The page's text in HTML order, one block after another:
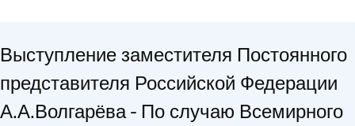
Выступление заместителя Постоянного
представителя Российской Федерации
А.А.Волгарёва - По случаю Всемирного